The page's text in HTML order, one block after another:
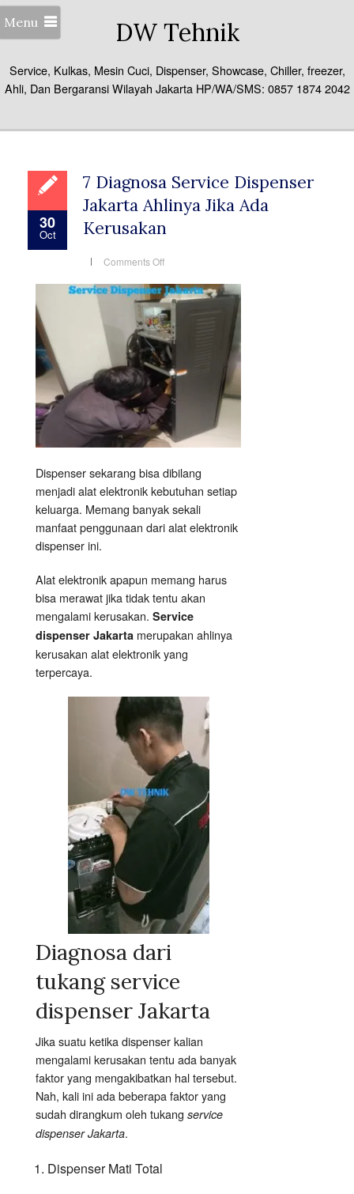
Menu DW Tehnik
Service, Kulkas, Mesin Cuci, Dispenser, Showcase, Chiller, freezer,
Ahli, Dan Bergaransi Wilayah Jakarta HP/WA/SMS: 0857 1874 2042
30
Oct
7 Diagnosa Service Dispenser
Jakarta Ahlinya Jika Ada
Kerusakan
Comments Offon
Service
Dispenser
Jakarta
Ahlinya
Jika
Ada
Kerusakan
Dispenser sekarang bisa dibilang
menjadi alat elektronik kebutuhan setiap
keluarga. Memang banyak sekali
manfaat penggunaan dari alat elektronik
dispenser ini.
Alat elektronik apapun memang harus
bisa merawat jika tidak tentu akan
mengalami kerusakan. Service
dispenser Jakarta merupakan ahlinya
kerusakan alat elektronik yang
terpercaya.
Diagnosa dari
tukang service
dispenser Jakarta
Jika suatu ketika dispenser kalian
mengalami kerusakan tentu ada banyak
faktor yang mengakibatkan hal tersebut.
Nah, kali ini ada beberapa faktor yang
sudah dirangkum oleh tukang service
dispenser Jakarta.
Dispenser Mati Total